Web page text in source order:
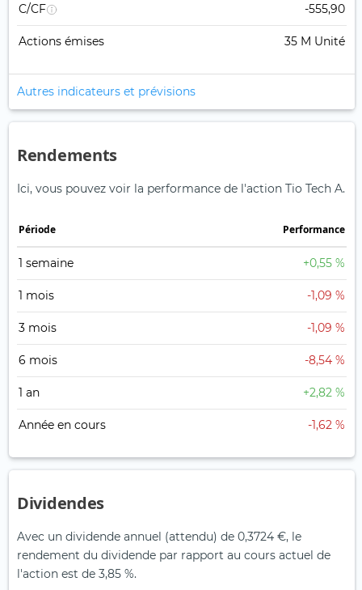
C/CF -555,90
Actions émises 35 M Unité
Autres indicateurs et prévisions
Rendements
Ici, vous pouvez voir la performance de l'action Tio Tech A.
Période Performance
1 semaine +0,55 %
1 mois -1,09 %
3 mois -1,09 %
6 mois -8,54 %
1 an +2,82 %
Année en cours -1,62 %
Dividendes
Avec un dividende annuel (attendu) de 0,3724 €, le
rendement du dividende par rapport au cours actuel de
l'action est de 3,85 %.